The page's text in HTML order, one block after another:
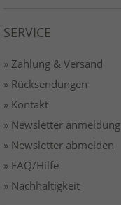
SERVICE
» Zahlung & Versand
» Rücksendungen
» Kontakt
» Newsletter anmeldung
» Newsletter abmelden
» FAQ/Hilfe
» Nachhaltigkeit